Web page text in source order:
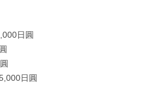
日圓
日圓